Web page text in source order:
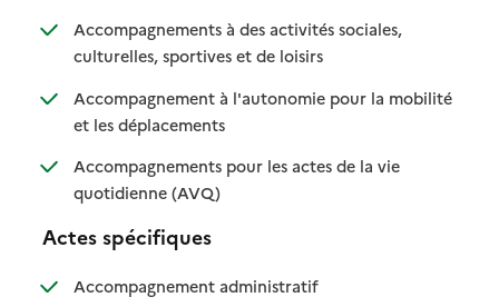
Accompagnements à des activités sociales,
culturelles, sportives et de loisirs: disponible
: non disponible
Accompagnement à l'autonomie pour la mobilité
et les déplacements: disponible
: non disponible
Accompagnements pour les actes de la vie
quotidienne (AVQ): disponible
: non disponible
Actes spécifiques
Accompagnement administratif: disponible
: non disponible